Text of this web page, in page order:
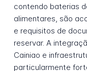
contendo baterias
alimentares, são
e requisitos de
reservar. A
Cainiao e
particularmente